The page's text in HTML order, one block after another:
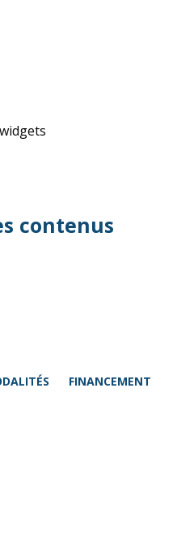
FINANCEMENT
contenus